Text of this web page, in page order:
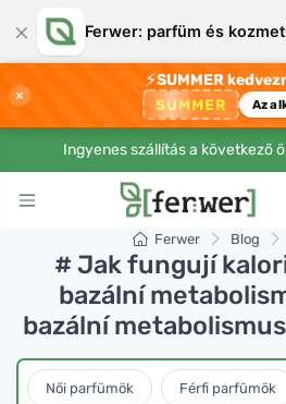
× Ferwer: parfüm és
×
⚡SUMMER
SUMMER Az
Ingyenes szállítás a következő
Ferwer Blog
# Jak fungují
bazální
bazální
Női parfümök Férfi parfümök